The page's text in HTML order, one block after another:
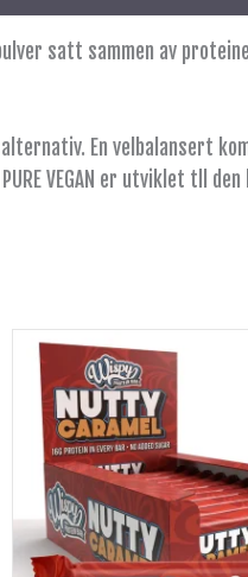
satt sammen av
alternativ. En
VEGAN er utviklet tll